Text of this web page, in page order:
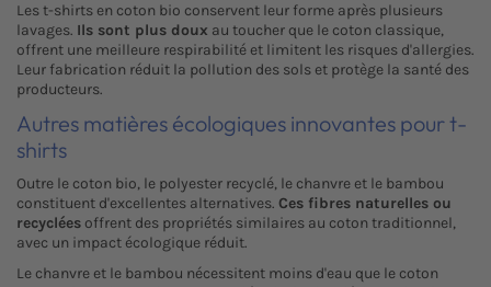
Les t-shirts en coton bio conservent leur forme après plusieurs
lavages. Ils sont plus doux au toucher que le coton classique,
offrent une meilleure respirabilité et limitent les risques d'allergies.
Leur fabrication réduit la pollution des sols et protège la santé des
producteurs.
Autres matières écologiques innovantes pour t-
shirts
Outre le coton bio, le polyester recyclé, le chanvre et le bambou
constituent d'excellentes alternatives. Ces fibres naturelles ou
recyclées offrent des propriétés similaires au coton traditionnel,
avec un impact écologique réduit.
Le chanvre et le bambou nécessitent moins d'eau que le coton